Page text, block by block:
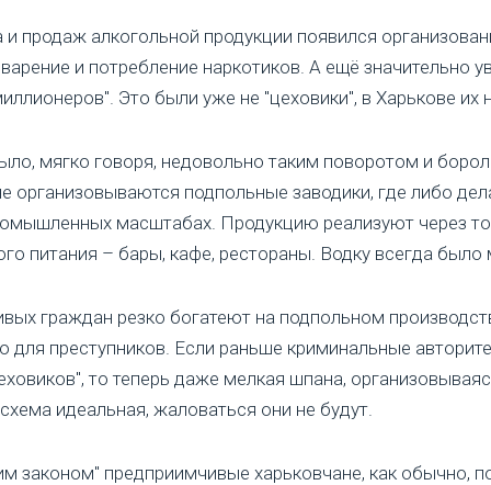
продаж алкогольной продукции появился
и потребление наркотиков. А ещё значительно
Это были уже не "цеховики", в Харькове их
мягко говоря, недовольно таким поворотом и
организовываются подпольные заводики, где либо
масштабах. Продукцию реализуют через
питания – бары, кафе, рестораны. Водку всегда было
граждан резко богатеют на подпольном
для преступников. Если раньше криминальные
то теперь даже мелкая шпана,
идеальная, жаловаться они не будут.
законом" предприимчивые харьковчане, как обычно,